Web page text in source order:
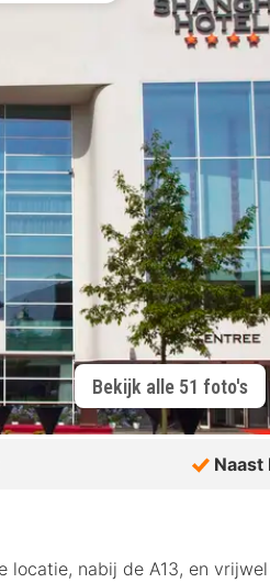
Bekijk alle 51 foto's
Naast
locatie, nabij de A13, en